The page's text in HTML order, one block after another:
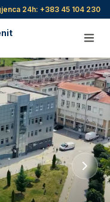
24h: +383 45 104 230